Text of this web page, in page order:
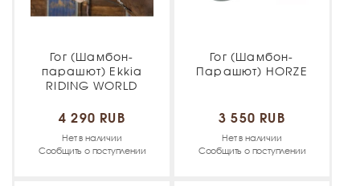
Гог (Шамбон-
парашют) Ekkia
RIDING WORLD
4 290 RUB
Нет в наличии
Сообщить о поступлении
Гог (Шамбон-
Парашют) HORZE
3 550 RUB
Нет в наличии
Сообщить о поступлении